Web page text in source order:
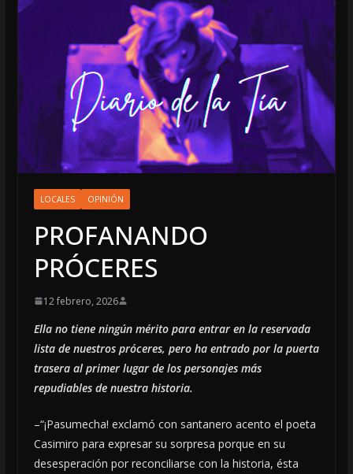
LOCALES OPINIÓN
PROFANANDO
PRÓCERES
12 febrero, 2026
Ella no tiene ningún mérito para entrar en la reservada
lista de nuestros próceres, pero ha entrado por la puerta
trasera al primer lugar de los personajes más
repudiables de nuestra historia.
–“¡Pasumecha! exclamó con santanero acento el poeta
Casimiro para expresar su sorpresa porque en su
desesperación por reconciliarse con la historia, ésta